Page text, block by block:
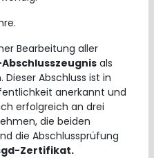
Bearbeitung aller
als
Abschluss ist in
anerkannt und
erfolgreich an drei
die beiden
die Abschlussprüfung
Zertifikat.